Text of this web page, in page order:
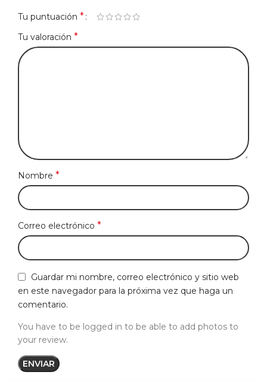
Tu puntuación *
Tu valoración *
Nombre *
Correo electrónico *
Guardar mi nombre, correo electrónico y sitio web
en este navegador para la próxima vez que haga un
comentario.
You have to be logged in to be able to add photos to
your review.